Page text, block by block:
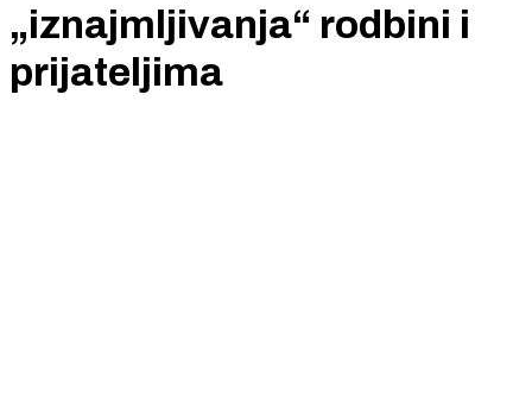
„iznajmljivanja“ rodbini i
prijateljima